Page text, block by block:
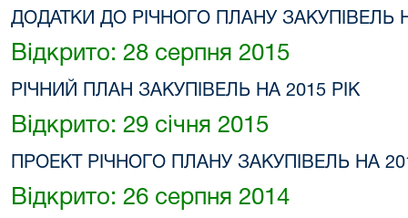
ДОДАТКИ ДО РІЧНОГО ПЛАНУ ЗАКУПІВЕЛЬ
Відкрито: 28 серпня 2015
РІЧНИЙ ПЛАН ЗАКУПІВЕЛЬ НА 2015 РІК
Відкрито: 29 січня 2015
ПРОЕКТ РІЧНОГО ПЛАНУ ЗАКУПІВЕЛЬ НА
Відкрито: 26 серпня 2014